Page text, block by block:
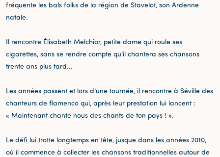
fréquente les bals folks de la région de Stavelot, son Ardenne
natale.
Il rencontre Élisabeth Melchior, petite dame qui roule ses
cigarettes, sans se rendre compte qu’il chantera ses chansons
trente ans plus tard...
Les années passent et lors d’une tournée, il rencontre à Séville des
chanteurs de flamenco qui, après leur prestation lui lancent :
« Maintenant chante nous des chants de ton pays ! ».
Le défi lui trotte longtemps en tête, jusque dans les années 2010,
où il commence à collecter les chansons traditionnelles autour de